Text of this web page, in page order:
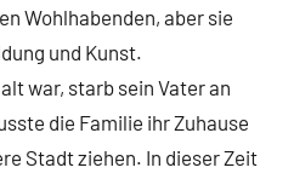
Wohlhabenden, aber sie
und Kunst.
war, starb sein Vater an
die Familie ihr Zuhause
Stadt ziehen. In dieser Zeit